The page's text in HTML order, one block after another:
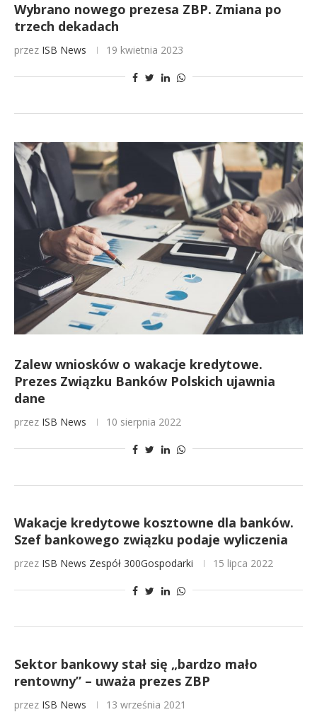
Wybrano nowego prezesa ZBP. Zmiana po
trzech dekadach
przez ISB News 19 kwietnia 2023
Zalew wniosków o wakacje kredytowe.
Prezes Związku Banków Polskich ujawnia
dane
przez ISB News 10 sierpnia 2022
Wakacje kredytowe kosztowne dla banków.
Szef bankowego związku podaje wyliczenia
przez ISB News Zespół 300Gospodarki 15 lipca 2022
Sektor bankowy stał się „bardzo mało
rentowny” – uważa prezes ZBP
przez ISB News 13 września 2021